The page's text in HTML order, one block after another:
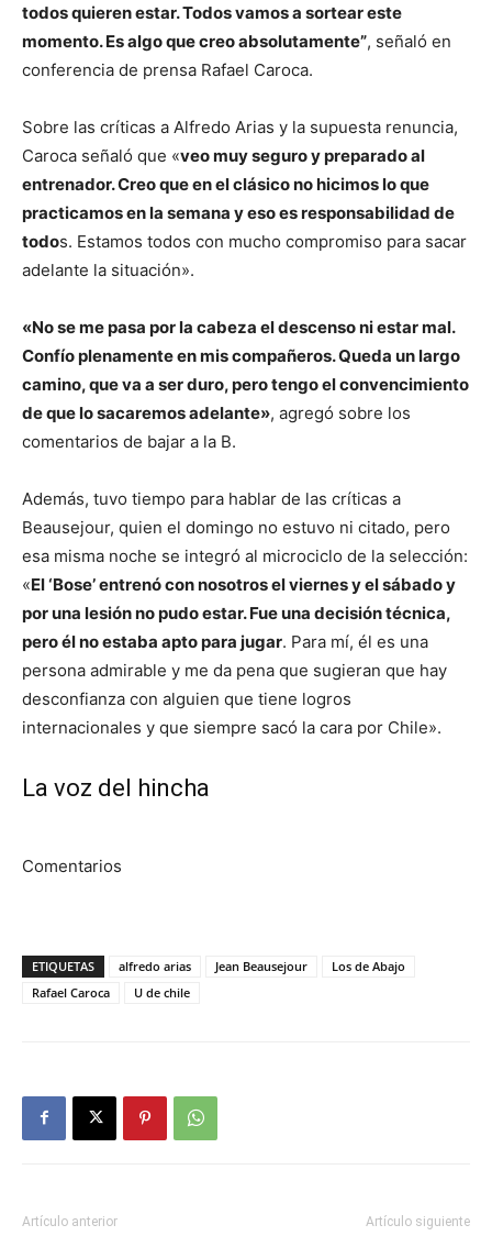
todos quieren estar. Todos vamos a sortear este
momento. Es algo que creo absolutamente”, señaló en
conferencia de prensa Rafael Caroca.
Sobre las críticas a Alfredo Arias y la supuesta renuncia,
Caroca señaló que «veo muy seguro y preparado al
entrenador. Creo que en el clásico no hicimos lo que
practicamos en la semana y eso es responsabilidad de
todos. Estamos todos con mucho compromiso para sacar
adelante la situación».
«No se me pasa por la cabeza el descenso ni estar mal.
Confío plenamente en mis compañeros. Queda un largo
camino, que va a ser duro, pero tengo el convencimiento
de que lo sacaremos adelante», agregó sobre los
comentarios de bajar a la B.
Además, tuvo tiempo para hablar de las críticas a
Beausejour, quien el domingo no estuvo ni citado, pero
esa misma noche se integró al microciclo de la selección:
«El ‘Bose’ entrenó con nosotros el viernes y el sábado y
por una lesión no pudo estar. Fue una decisión técnica,
pero él no estaba apto para jugar. Para mí, él es una
persona admirable y me da pena que sugieran que hay
desconfianza con alguien que tiene logros
internacionales y que siempre sacó la cara por Chile».
La voz del hincha
Comentarios
ETIQUETAS alfredo arias Jean Beausejour
Los de Abajo
Rafael Caroca
U de chile
Artículo anterior Artículo siguiente